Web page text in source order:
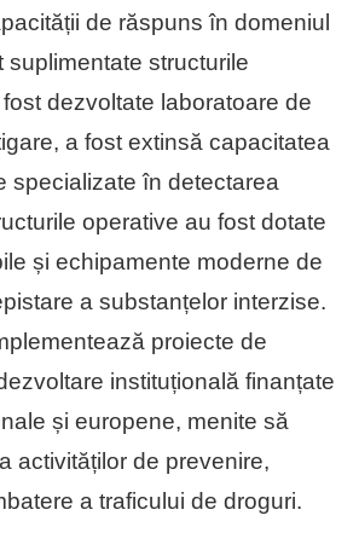
de răspuns în domeniul
suplimentate structurile
dezvoltate laboratoare de
a fost extinsă capacitatea
specializate în detectarea
operative au fost dotate
și echipamente moderne de
a substanțelor interzise.
proiecte de
instituțională finanțate
și europene, menite să
activităților de prevenire,
a traficului de droguri.